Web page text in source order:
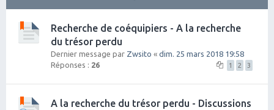
Recherche de coéquipiers - A la recherche
du trésor perdu
Dernier message par Zwsito « dim. 25 mars 2018 19:58
Réponses : 26 1 2 3
A la recherche du trésor perdu - Discussions